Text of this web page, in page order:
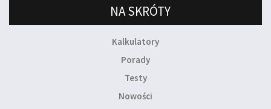
NA SKRÓTY
Kalkulatory
Porady
Testy
Nowości